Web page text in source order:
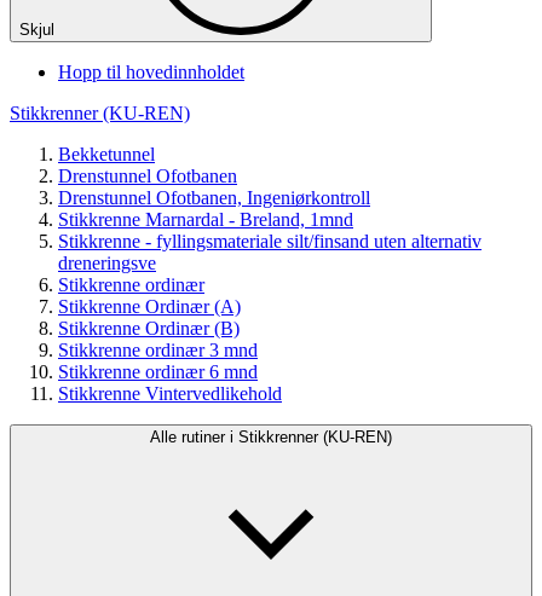
Skjul
Hopp til hovedinnholdet
Stikkrenner (KU-REN)
Bekketunnel
Drenstunnel Ofotbanen
Drenstunnel Ofotbanen, Ingeniørkontroll
Stikkrenne Marnardal - Breland, 1mnd
Stikkrenne - fyllingsmateriale silt/finsand uten alternativ
dreneringsve
Stikkrenne ordinær
Stikkrenne Ordinær (A)
Stikkrenne Ordinær (B)
Stikkrenne ordinær 3 mnd
Stikkrenne ordinær 6 mnd
Stikkrenne Vintervedlikehold
Alle rutiner i Stikkrenner (KU-REN)